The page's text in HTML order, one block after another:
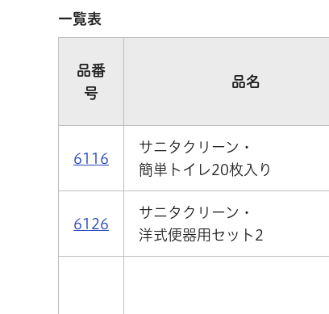
一覧表
品番
号
品名
6116
サニタクリーン・
簡単トイレ20枚入り
6126
サニタクリーン・
洋式便器用セット2